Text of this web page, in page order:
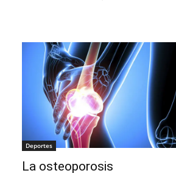
Deportes
La osteoporosis